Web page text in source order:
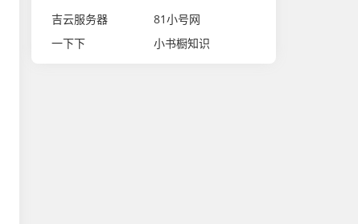
吉云服务器
81小号网
一下下
小书橱知识